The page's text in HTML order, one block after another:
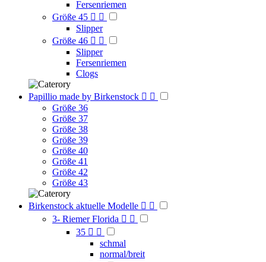
Fersenriemen
Größe 45  
Slipper
Größe 46  
Slipper
Fersenriemen
Clogs
Papillio made by Birkenstock  
Größe 36
Größe 37
Größe 38
Größe 39
Größe 40
Größe 41
Größe 42
Größe 43
Birkenstock aktuelle Modelle  
3- Riemer Florida  
35  
schmal
normal/breit